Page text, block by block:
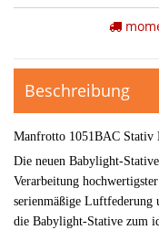
Beschreibung
Manfrotto 1051BAC Stativ
Die neuen Babylight-
Verarbeitung
serienmäßige Luftfederung
die Babylight-Stative zum